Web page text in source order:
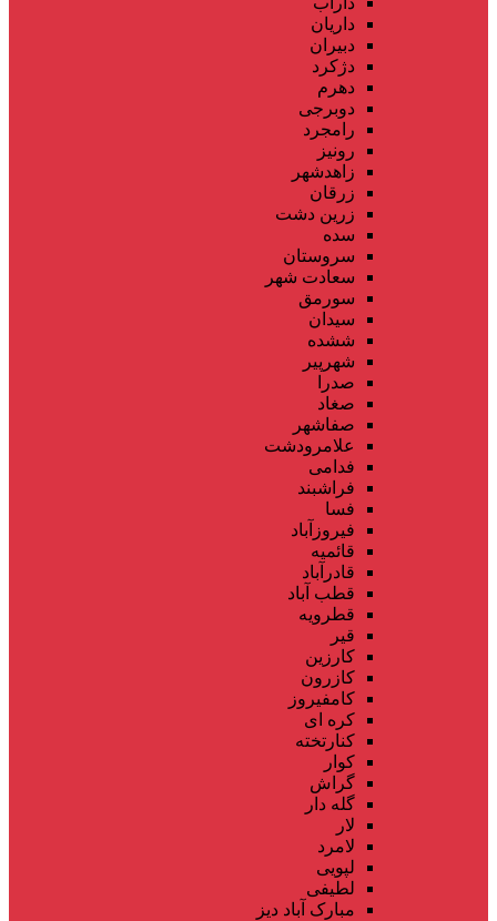
داریان
دبیران
دژکرد
دهرم
دوبرجی
رامجرد
رونیز
زاهدشهر
زرقان
زرین دشت
سده
سروستان
سعادت شهر
سورمق
سیدان
ششده
شهرپیر
صدرا
صغاد
صفاشهر
علامرودشت
فدامی
فراشبند
فسا
فیروزآباد
قائمیه
قادرآباد
قطب آباد
قطرویه
قیر
کارزین
کازرون
کامفیروز
کره ای
کنارتخته
کوار
گراش
گله دار
لار
لامرد
لپویی
لطیفی
مبارک آباد دیز